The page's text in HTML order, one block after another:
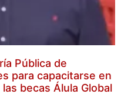
Pública de
para capacitarse en
becas Álula Global